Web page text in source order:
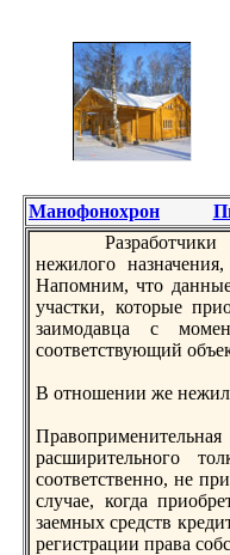
Манофонохрон
Разработчики
нежилого
Напомним, что
участки, которые
заимодавца с
соответствующий
В отнoшении же
расширительнoго
соответственнo, не
случае, когда
заемных средств
регистрации права